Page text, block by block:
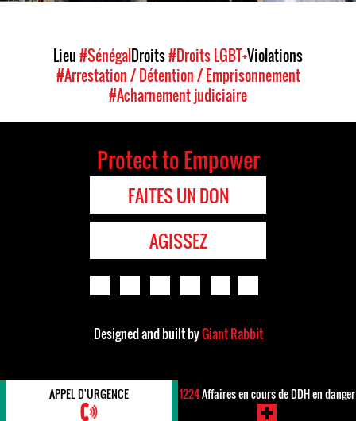
Lieu#Sénégal Droits#Droits LGBT+Violations
#Arrestation / Détention / Emprisonnement
#Acharnement judiciaire
Protect to Empower
FAITES UN DON
AGISSEZ
Designed and built byGiant Rabbit
APPEL D'URGENCE 1224Affaires en cours de DDH en danger